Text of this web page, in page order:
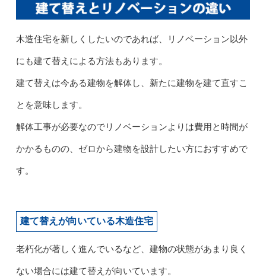
木造住宅を新しくしたいのであれば、リノベーション以外
にも建て替えによる方法もあります。
建て替えは今ある建物を解体し、新たに建物を建て直すこ
とを意味します。
解体工事が必要なのでリノベーションよりは費用と時間が
かかるものの、ゼロから建物を設計したい方におすすめで
す。
建て替えが向いている木造住宅
老朽化が著しく進んでいるなど、建物の状態があまり良く
ない場合には建て替えが向いています。